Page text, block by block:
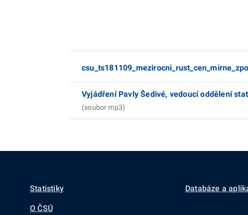
Vyjádření Pavly Šedivé, vedoucí oddělení
(soubor mp3)
Statistiky Databáze a
O ČSÚ